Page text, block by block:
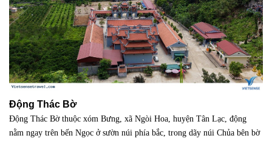
Động Thác Bờ
Động Thác Bờ thuộc xóm Bưng, xã Ngòi Hoa, huyện Tân Lạc, động
nằm ngay trên bến Ngọc ở sườn núi phía bắc, trong dãy núi Chủa bên bờ